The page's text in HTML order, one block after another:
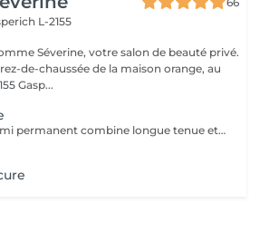
L-2155
Séverine, votre salon de beauté privé.
de-chaussée de la maison orange, au
Gasp...
Notre manucure semi permanent combine longue tenue et soin des ongles. Nous utilisons des produits Vegan et appliquons une base protéinée qui renforce et protège vos ongles impeccable de 2 à 3 semaines.